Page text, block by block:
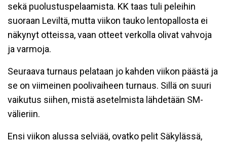
sekä puolustuspelaamista. KK taas tuli peleihin
suoraan Leviltä, mutta viikon tauko lentopallosta ei
näkynyt otteissa, vaan otteet verkolla olivat vahvoja
ja varmoja.
Seuraava turnaus pelataan jo kahden viikon päästä ja
se on viimeinen poolivaiheen turnaus. Sillä on suuri
vaikutus siihen, mistä asetelmista lähdetään SM-
välieriin.
Ensi viikon alussa selviää, ovatko pelit Säkylässä,